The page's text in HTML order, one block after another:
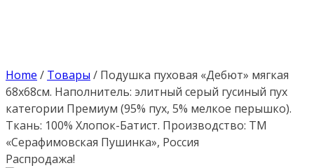
Home / Товары / Подушка пуховая «Дебют» мягкая
68х68см. Наполнитель: элитный серый гусиный пух
категории Премиум (95% пух, 5% мелкое перышко).
Ткань: 100% Хлопок-Батист. Производство: ТМ
«Серафимовская Пушинка», Россия
Распродажа!